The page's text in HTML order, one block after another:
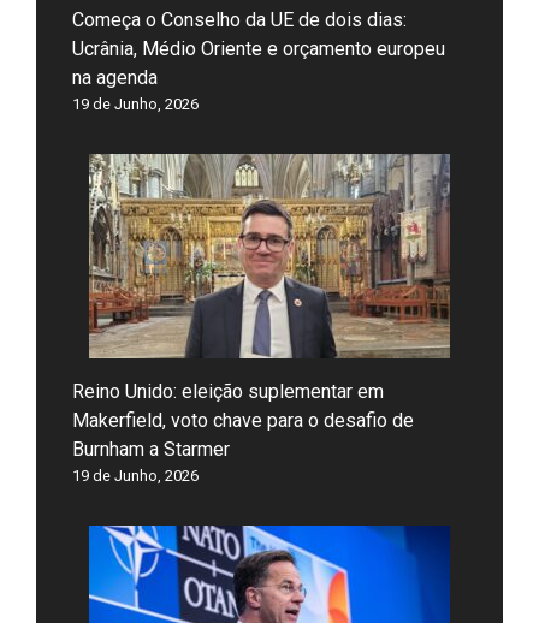
Começa o Conselho da UE de dois dias:
Ucrânia, Médio Oriente e orçamento europeu
na agenda
19 de Junho, 2026
Reino Unido: eleição suplementar em
Makerfield, voto chave para o desafio de
Burnham a Starmer
19 de Junho, 2026